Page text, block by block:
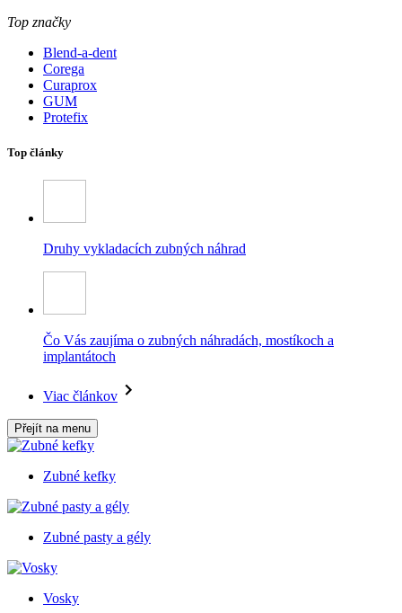
Top značky
Blend-a-dent
Corega
Curaprox
GUM
Protefix
Top články
Druhy vykladacích zubných náhrad
Čo Vás zaujíma o zubných náhradách, mostíkoch a
implantátoch
Viac článkov
Přejít na menu
Zubné kefky
Zubné pasty a gély
Vosky